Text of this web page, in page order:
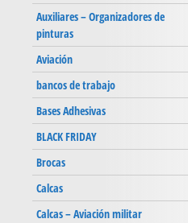
Auxiliares – Organizadores de
pinturas
Aviación
bancos de trabajo
Bases Adhesivas
BLACK FRIDAY
Brocas
Calcas
Calcas – Aviación militar